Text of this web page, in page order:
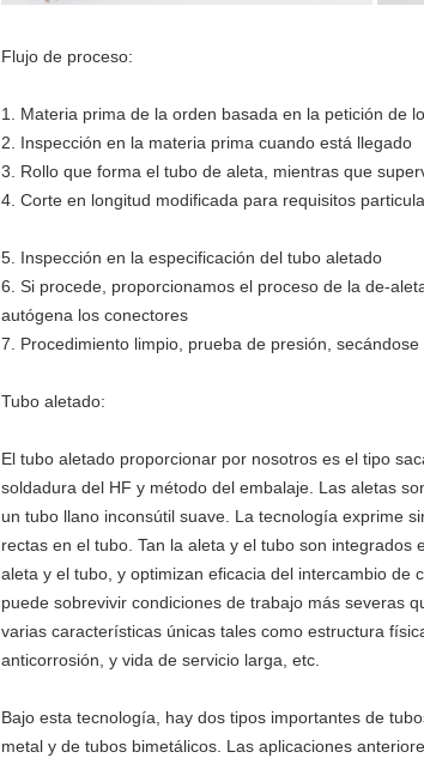
Flujo de proceso:
1. Materia prima de la orden basada en la petición de
2. Inspección en la materia prima cuando está llegado
3. Rollo que forma el tubo de aleta, mientras que
4. Corte en longitud modificada para requisitos
5. Inspección en la especificación del tubo aletado
6. Si procede, proporcionamos el proceso de la de-
autógena los conectores
7. Procedimiento limpio, prueba de presión,
Tubo aletado:
El tubo aletado proporcionar por nosotros es el tipo
soldadura del HF y método del embalaje. Las aletas
un tubo llano inconsútil suave. La tecnología exprime
rectas en el tubo. Tan la aleta y el tubo son
aleta y el tubo, y optimizan eficacia del intercambio de
puede sobrevivir condiciones de trabajo más severas
varias características únicas tales como estructura
anticorrosión, y vida de servicio larga, etc.
Bajo esta tecnología, hay dos tipos importantes de
metal y de tubos bimetálicos. Las aplicaciones